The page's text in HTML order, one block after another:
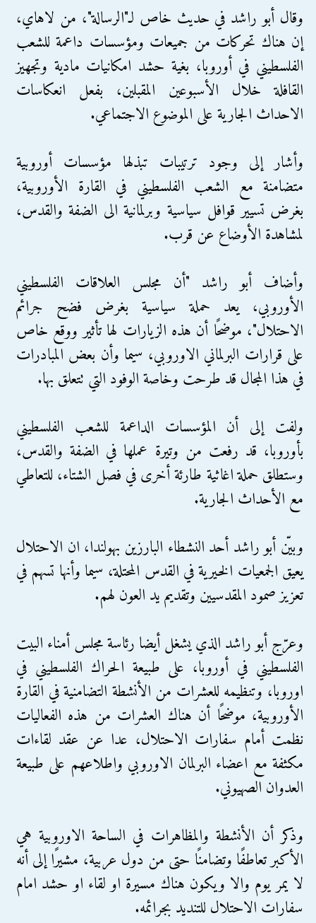
وقال أبو راشد في حديث خاص لـ"الرسالة"، من لاهاي،
إن هناك تحركات من جميعات ومؤسسات داعمة للشعب
الفلسطيني في أوروبا، بغية حشد امكانيات مادية وتجهيز
القافلة خلال الأسبوعين المقبلين، بفعل انعكاسات
الاحداث الجارية على الموضوع الاجتماعي.
وأشار إلى وجود ترتيبات تبذلها مؤسسات أوروبية
متضامنة مع الشعب الفلسطيني في القارة الأوروبية،
بغرض تسيير قوافل سياسية وبرلمانية الى الضفة والقدس،
لمشاهدة الأوضاع عن قرب.
وأضاف أبو راشد "أن مجلس العلاقات الفلسطيني
الأوروبي، يعد حملة سياسية بغرض فضح جرائم
الاحتلال"، موضحًا أن هذه الزيارات لها تأثير ووقع خاص
على قرارات البرلماني الاوروبي، سيما وأن بعض المبادرات
في هذا المجال قد طرحت وخاصة الوفود التي تتعلق بها.
ولفت إلى أن المؤسسات الداعمة للشعب الفلسطيني
بأوروبا، قد رفعت من وتيرة عملها في الضفة والقدس،
وستطلق حملة اغاثية طارئة أخرى في فصل الشتاء، للتعاطي
مع الأحداث الجارية.
وبيّن أبو راشد أحد النشطاء البارزين بهولندا، ان الاحتلال
يعيق الجمعيات الخيرية في القدس المحتلة، سيما وأنها تسهم في
تعزيز صمود المقدسيين وتقديم يد العون لهم.
وعرّج أبو راشد الذي يشغل أيضا رئاسة مجلس أمناء البيت
الفلسطيني في أوروبا، على طبيعة الحراك الفلسطيني في
اوروبا، وتنظيمه للعشرات من الأنشطة التضامنية في القارة
الأوروبية، موضحًا أن هناك العشرات من هذه الفعاليات
نظمت أمام سفارات الاحتلال، عدا عن عقد لقاءات
مكثفة مع اعضاء البرلمان الاوروبي واطلاعهم على طبيعة
العدوان الصهيوني.
وذكر أن الأنشطة والمظاهرات في الساحة الاوروبية هي
الأكبر تعاطفًا وتضامنًا حتى من دول عربية، مشيرًا إلى أنه
لا يمر يوم والا ويكون هناك مسيرة او لقاء او حشد امام
سفارات الاحتلال للتنديد بجرائمه.